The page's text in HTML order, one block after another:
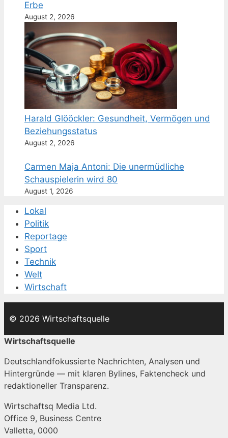
Erbe
August 2, 2026
Harald Glööckler: Gesundheit, Vermögen und
Beziehungsstatus
August 2, 2026
Carmen Maja Antoni: Die unermüdliche
Schauspielerin wird 80
August 1, 2026
Lokal
Politik
Reportage
Sport
Technik
Welt
Wirtschaft
© 2026 Wirtschaftsquelle
Wirtschaftsquelle
Deutschlandfokussierte Nachrichten, Analysen und
Hintergründe — mit klaren Bylines, Faktencheck und
redaktioneller Transparenz.
Wirtschaftsq Media Ltd.
Office 9, Business Centre
Valletta, 0000